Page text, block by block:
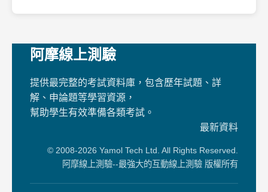
阿摩線上測驗
提供最完整的考試資料庫，包含歷年試題、詳
解、申論題等學習資源，
幫助學生有效準備各類考試。
最新資料
© 2008-2026 Yamol Tech Ltd. All Rights Reserved.
阿摩線上測驗--最強大的互動線上測驗 版權所有